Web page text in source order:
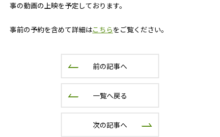
事の動画の上映を予定しております。
事前の予約を含めて詳細はこちらをご覧ください。
前の記事へ
一覧へ戻る
次の記事へ